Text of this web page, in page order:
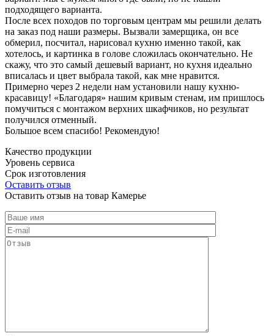
подходящего варианта.
После всех походов по торговым центрам мы решили делать
на заказ под наши размеры. Вызвали замерщика, он все
обмерил, посчитал, нарисовал кухню именно такой, как
хотелось, и картинка в голове сложилась окончательно. Не
скажу, что это самый дешевый вариант, но кухня идеально
вписалась и цвет выбрала такой, как мне нравится.
Примерно через 2 недели нам установили нашу кухню-
красавицу! «Благодаря» нашим кривым стенам, им пришлось
помучиться с монтажом верхних шкафчиков, но результат
получился отменный.
Большое всем спасибо! Рекомендую!
Качество продукции
Уровень сервиса
Срок изготовления
Оставить отзыв
Оставить отзыв на товар Камерье